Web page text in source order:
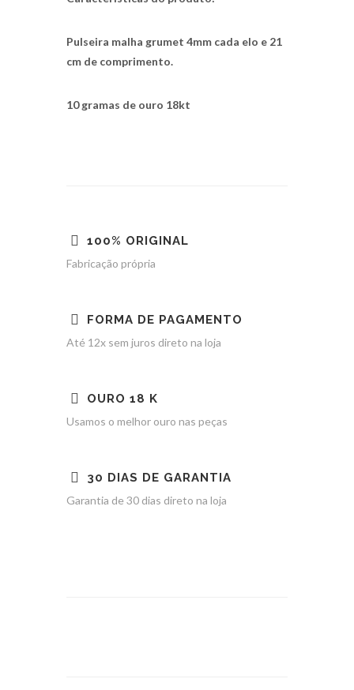
Pulseira malha grumet 4mm cada elo e 21
cm de comprimento.
10 gramas de ouro 18kt
100% ORIGINAL
Fabricação própria
FORMA DE PAGAMENTO
Até 12x sem juros direto na loja
OURO 18 K
Usamos o melhor ouro nas peças
30 DIAS DE GARANTIA
Garantia de 30 dias direto na loja